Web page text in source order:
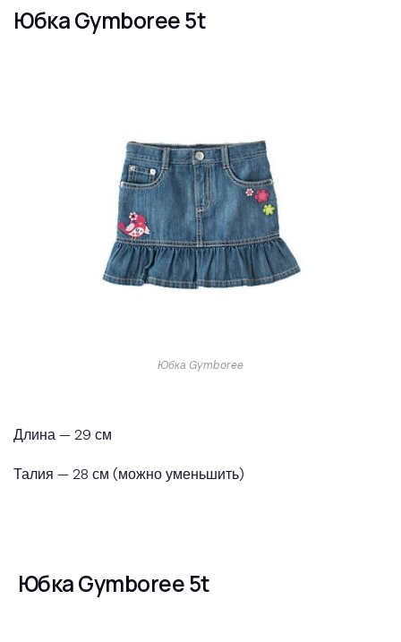
Юбка Gymboree 5t
Юбка Gymboree
Длина — 29 см
Талия — 28 см (можно уменьшить)
Юбка Gymboree 5t